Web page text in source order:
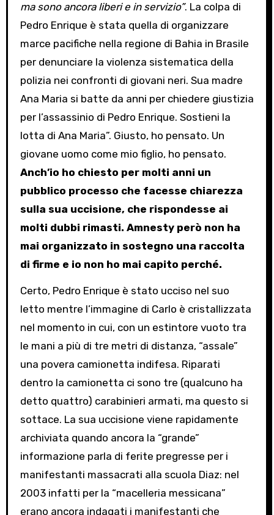
ma sono ancora liberi e in servizio”. La colpa di
Pedro Enrique è stata quella di organizzare
marce pacifiche nella regione di Bahia in Brasile
per denunciare la violenza sistematica della
polizia nei confronti di giovani neri. Sua madre
Ana Maria si batte da anni per chiedere giustizia
per l’assassinio di Pedro Enrique. Sostieni la
lotta di Ana Maria”. Giusto, ho pensato. Un
giovane uomo come mio figlio, ho pensato.
Anch’io ho chiesto per molti anni un
pubblico processo che facesse chiarezza
sulla sua uccisione, che rispondesse ai
molti dubbi rimasti. Amnesty però non ha
mai organizzato in sostegno una raccolta
di firme e io non ho mai capito perché.
Certo, Pedro Enrique è stato ucciso nel suo
letto mentre l’immagine di Carlo è cristallizzata
nel momento in cui, con un estintore vuoto tra
le mani a più di tre metri di distanza, “assale”
una povera camionetta indifesa. Riparati
dentro la camionetta ci sono tre (qualcuno ha
detto quattro) carabinieri armati, ma questo si
sottace. La sua uccisione viene rapidamente
archiviata quando ancora la “grande”
informazione parla di ferite pregresse per i
manifestanti massacrati alla scuola Diaz: nel
2003 infatti per la “macelleria messicana”
erano ancora indagati i manifestanti che